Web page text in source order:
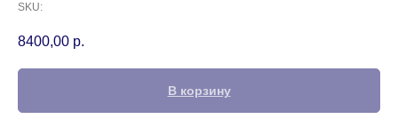
SKU:
8400,00 р.
В корзину